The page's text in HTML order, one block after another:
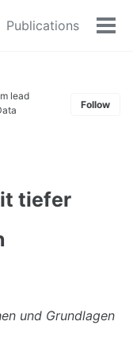
Publications
lead
Follow
tiefer
und Grundlagen